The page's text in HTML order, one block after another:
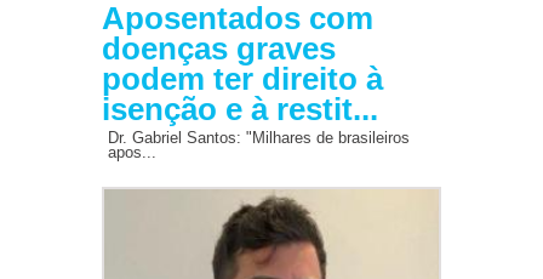
Aposentados com
doenças graves
podem ter direito à
isenção e à restit...
Dr. Gabriel Santos: "Milhares de brasileiros
apos...